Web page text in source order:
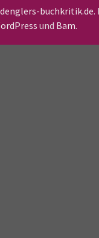
denglers-buchkritik.de.
und Bam.